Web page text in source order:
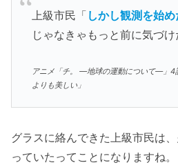
上級市民「 しかし観測を始め
じゃなきゃもっと前に気づけ
アニメ「チ。 ―地球の運動について―」4
よりも美しい」
グラスに絡んできた上級市民は
っていたってことになりますね。